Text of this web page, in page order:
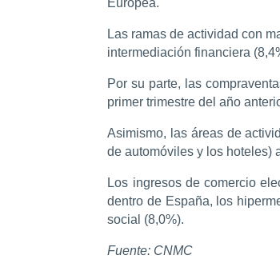
Europea.
Las ramas de actividad con
intermediación financiera
Por su parte, las
primer trimestre del año
Asimismo, las áreas de
de automóviles y los hoteles)
Los ingresos de comercio
dentro de España, los
social (8,0%).
Fuente: CNMC